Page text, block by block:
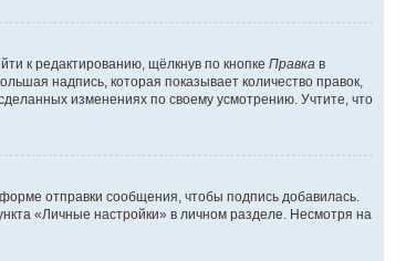
к редактированию, щёлкнув по кнопке Правка в
надпись, которая показывает количество правок,
изменениях по своему усмотрению. Учтите, что
отправки сообщения, чтобы подпись добавилась.
«Личные настройки» в личном разделе. Несмотря на